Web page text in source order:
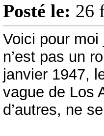
Posté le: 26
Voici pour
n’est pas un
janvier 1947,
vague de Los
d’autres, ne